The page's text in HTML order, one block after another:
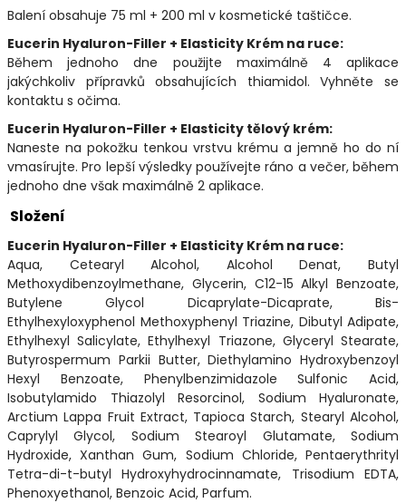
Balení obsahuje 75 ml + 200 ml v kosmetické taštičce.
Eucerin Hyaluron-Filler + Elasticity Krém na ruce:
Během jednoho dne použijte maximálně 4 aplikace
jakýchkoliv přípravků obsahujících thiamidol. Vyhněte se
kontaktu s očima.
Eucerin Hyaluron-Filler + Elasticity tělový krém:
Naneste na pokožku tenkou vrstvu krému a jemně ho do ní
vmasírujte. Pro lepší výsledky používejte ráno a večer, během
jednoho dne však maximálně 2 aplikace.
Složení
Eucerin Hyaluron-Filler + Elasticity Krém na ruce:
Aqua, Cetearyl Alcohol, Alcohol Denat, Butyl
Methoxydibenzoylmethane, Glycerin, C12-15 Alkyl Benzoate,
Butylene Glycol Dicaprylate-Dicaprate, Bis-
Ethylhexyloxyphenol Methoxyphenyl Triazine, Dibutyl Adipate,
Ethylhexyl Salicylate, Ethylhexyl Triazone, Glyceryl Stearate,
Butyrospermum Parkii Butter, Diethylamino Hydroxybenzoyl
Hexyl Benzoate, Phenylbenzimidazole Sulfonic Acid,
Isobutylamido Thiazolyl Resorcinol, Sodium Hyaluronate,
Arctium Lappa Fruit Extract, Tapioca Starch, Stearyl Alcohol,
Caprylyl Glycol, Sodium Stearoyl Glutamate, Sodium
Hydroxide, Xanthan Gum, Sodium Chloride, Pentaerythrityl
Tetra-di-t-butyl Hydroxyhydrocinnamate, Trisodium EDTA,
Phenoxyethanol, Benzoic Acid, Parfum.